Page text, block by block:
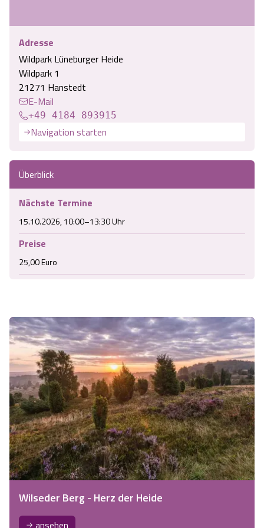
Adresse
Wildpark Lüneburger Heide
Wildpark 1
21271 Hanstedt
E-Mail
+49 4184 893915
Navigation starten
Überblick
Nächste Termine
15.10.2026, 10:00–13:30 Uhr
Preise
25,00 Euro
Wilseder Berg - Herz der Heide
ansehen